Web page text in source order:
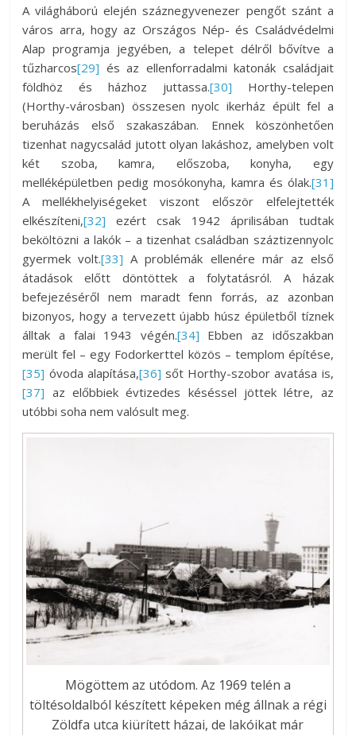
A világháború elején száznegyvenezer pengőt szánt a
város arra, hogy az Országos Nép- és Családvédelmi
Alap programja jegyében, a telepet délről bővítve a
tűzharcos[29] és az ellenforradalmi katonák családjait
földhöz és házhoz juttassa.[30] Horthy-telepen
(Horthy-városban) összesen nyolc ikerház épült fel a
beruházás első szakaszában. Ennek köszönhetően
tizenhat nagycsalád jutott olyan lakáshoz, amelyben volt
két szoba, kamra, előszoba, konyha, egy
melléképületben pedig mosókonyha, kamra és ólak.[31]
A mellékhelyiségeket viszont először elfelejtették
elkészíteni,[32] ezért csak 1942 áprilisában tudtak
beköltözni a lakók – a tizenhat családban száztizennyolc
gyermek volt.[33] A problémák ellenére már az első
átadások előtt döntöttek a folytatásról. A házak
befejezéséről nem maradt fenn forrás, az azonban
bizonyos, hogy a tervezett újabb húsz épületből tíznek
álltak a falai 1943 végén.[34] Ebben az időszakban
merült fel – egy Fodorkerttel közös – templom építése,
[35] óvoda alapítása,[36] sőt Horthy-szobor avatása is,
[37] az előbbiek évtizedes késéssel jöttek létre, az
utóbbi soha nem valósult meg.
Mögöttem az utódom. Az 1969 telén a
töltésoldalból készített képeken még állnak a régi
Zöldfa utca kiürített házai, de lakóikat már